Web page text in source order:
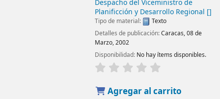
Despacho del Viceministro de
Planificción y Desarrollo Regional []
Tipo de material:
Texto
Detalles de publicación:Caracas, 08 de
Marzo, 2002
Disponibilidad: No hay ítems disponibles.
Agregar al carrito